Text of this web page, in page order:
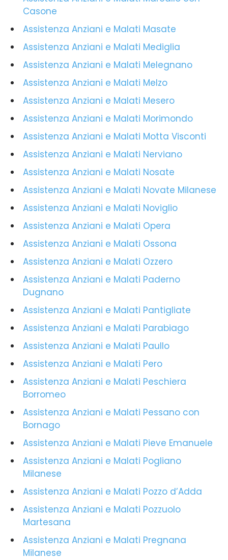
Casone
Assistenza Anziani e Malati Masate
Assistenza Anziani e Malati Mediglia
Assistenza Anziani e Malati Melegnano
Assistenza Anziani e Malati Melzo
Assistenza Anziani e Malati Mesero
Assistenza Anziani e Malati Morimondo
Assistenza Anziani e Malati Motta Visconti
Assistenza Anziani e Malati Nerviano
Assistenza Anziani e Malati Nosate
Assistenza Anziani e Malati Novate Milanese
Assistenza Anziani e Malati Noviglio
Assistenza Anziani e Malati Opera
Assistenza Anziani e Malati Ossona
Assistenza Anziani e Malati Ozzero
Assistenza Anziani e Malati Paderno
Dugnano
Assistenza Anziani e Malati Pantigliate
Assistenza Anziani e Malati Parabiago
Assistenza Anziani e Malati Paullo
Assistenza Anziani e Malati Pero
Assistenza Anziani e Malati Peschiera
Borromeo
Assistenza Anziani e Malati Pessano con
Bornago
Assistenza Anziani e Malati Pieve Emanuele
Assistenza Anziani e Malati Pogliano
Milanese
Assistenza Anziani e Malati Pozzo d’Adda
Assistenza Anziani e Malati Pozzuolo
Martesana
Assistenza Anziani e Malati Pregnana
Milanese